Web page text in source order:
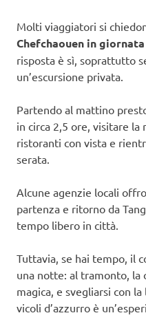
Molti viaggiatori si
Chefchaouen in
risposta è sì, soprattutto
un’escursione privata.
Partendo al mattino
in circa 2,5 ore, visitare la
ristoranti con vista e
serata.
Alcune agenzie locali
partenza e ritorno da
tempo libero in città.
Tuttavia, se hai tempo, il
una notte: al tramonto, la
magica, e svegliarsi con
vicoli d’azzurro è